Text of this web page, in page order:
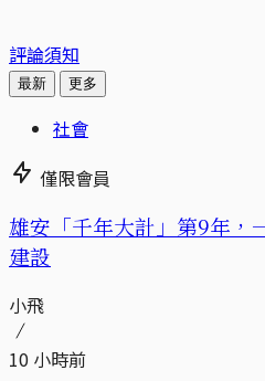
評論須知
最新 更多
社會
僅限會員
雄安「千年大計」第9年，
建設
小飛
10 小時前